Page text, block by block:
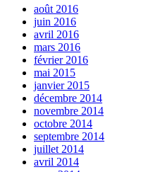
août 2016
juin 2016
avril 2016
mars 2016
février 2016
mai 2015
janvier 2015
décembre 2014
novembre 2014
octobre 2014
septembre 2014
juillet 2014
avril 2014